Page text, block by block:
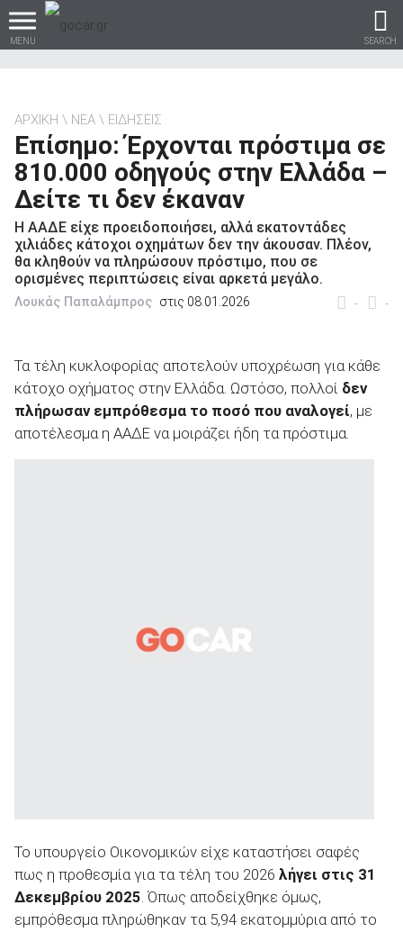
MENU SEARCH
Βρες τα πάντα για το
αυτοκίνητο!
βρες το!
Καινούρια
ΑΝΑΖΗΤΗΣΗ
ΑΡΧΙΚΗ ΝΕΑ ΕΙΔΗΣΕΙΣ
Επίσημο: Έρχονται πρόστιμα σε
810.000 οδηγούς στην Ελλάδα –
Δείτε τι δεν έκαναν
Η ΑΑΔΕ είχε προειδοποιήσει, αλλά εκατοντάδες
χιλιάδες κάτοχοι οχημάτων δεν την άκουσαν. Πλέον,
θα κληθούν να πληρώσουν πρόστιμο, που σε
ορισμένες περιπτώσεις είναι αρκετά μεγάλο.
- -
Λουκάς Παπαλάμπρος στις 08.01.2026
Τα τέλη κυκλοφορίας αποτελούν υποχρέωση για κάθε
κάτοχο οχήματος στην Ελλάδα. Ωστόσο, πολλοί δεν
πλήρωσαν εμπρόθεσμα το ποσό που αναλογεί, με
αποτέλεσμα η ΑΑΔΕ να μοιράζει ήδη τα πρόστιμα.
Το υπουργείο Οικονομικών είχε καταστήσει σαφές
πως η προθεσμία για τα τέλη του 2026 λήγει στις 31
Δεκεμβρίου 2025. Όπως αποδείχθηκε όμως,
εμπρόθεσμα πληρώθηκαν τα 5,94 εκατομμύρια από το